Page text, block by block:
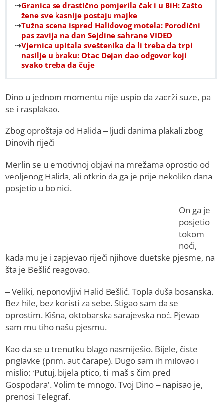
Granica se drastično pomjerila čak i u BiH: Zašto
žene sve kasnije postaju majke
Tužna scena ispred Halidovog motela: Porodični
pas zavija na dan Sejdine sahrane VIDEO
Vjernica upitala sveštenika da li treba da trpi
nasilje u braku: Otac Dejan dao odgovor koji
svako treba da čuje
Dino u jednom momentu nije uspio da zadrži suze, pa
se i rasplakao.
Zbog oproštaja od Halida – ljudi danima plakali zbog
Dinovih riječi
Merlin se u emotivnoj objavi na mrežama oprostio od
veoljenog Halida, ali otkrio da ga je prije nekoliko dana
posjetio u bolnici.
On ga je
posjetio
tokom
noći,
kada mu je i zapjevao riječi njihove duetske pjesme, na
šta je Bešlić reagovao.
– Veliki, neponovljivi Halid Bešlić. Topla duša bosanska.
Bez hile, bez koristi za sebe. Stigao sam da se
oprostim. Kišna, oktobarska sarajevska noć. Pjevao
sam mu tiho našu pjesmu.
Kao da se u trenutku blago nasmiješio. Bijele, čiste
priglavke (prim. aut čarape). Dugo sam ih milovao i
mislio: ‘Putuj, bijela ptico, ti imaš s čim pred
Gospodara’. Volim te mnogo. Tvoj Dino – napisao je,
prenosi Telegraf.